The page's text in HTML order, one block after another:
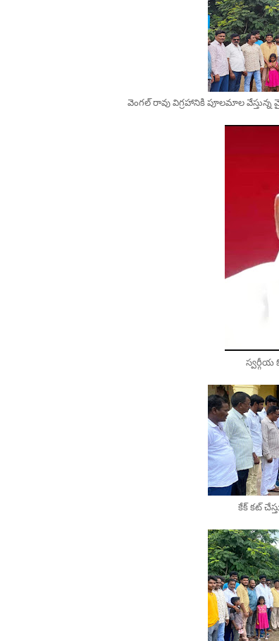
వెంగల్ రావు విగ్రహానికి పూలమాల వేస్తున్న
స్వర్గీయ
కేక్ కట్